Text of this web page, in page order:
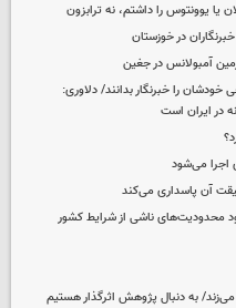
یا یوونتوس را داشتم، نه ترابزون
در خوزستان
آمبولانس در جغین
را خبرنگار بدانند/ دلاوری:
در ایران است
اجرا می‌شود
آن پاسداری می‌کند
ناشی از شرایط کشور
به دنبال پژوهش اثرگذار هستیم